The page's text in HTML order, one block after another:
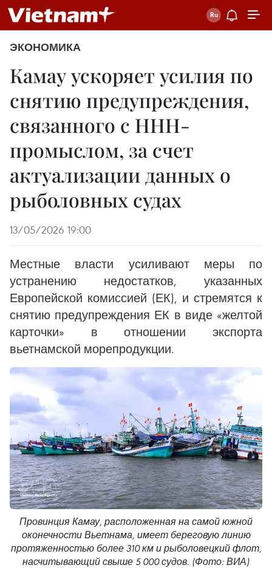
ЭКОНОМИКА
Камау ускоряет усилия по
снятию предупреждения,
связанного с ННН-
промыслом, за счет
актуализации данных о
рыболовных судах
13/05/2026 19:00
Местные власти усиливают меры по
устранению недостатков, указанных
Европейской комиссией (ЕК), и стремятся к
снятию предупреждения ЕК в виде «желтой
карточки» в отношении экспорта
вьетнамской морепродукции.
Провинция Камау, расположенная на самой южной
оконечности Вьетнама, имеет береговую линию
протяженностью более 310 км и рыболовецкий флот,
насчитывающий свыше 5 000 судов. (Фото: ВИА)